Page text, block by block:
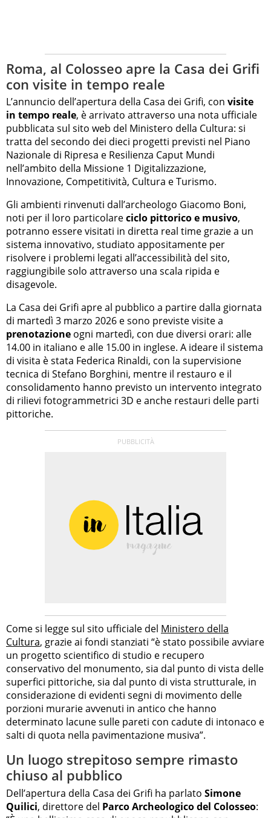
Roma, al Colosseo apre la Casa dei Grifi
con visite in tempo reale
L’annuncio dell’apertura della Casa dei Grifi, con visite
in tempo reale, è arrivato attraverso una nota ufficiale
pubblicata sul sito web del Ministero della Cultura: si
tratta del secondo dei dieci progetti previsti nel Piano
Nazionale di Ripresa e Resilienza Caput Mundi
nell’ambito della Missione 1 Digitalizzazione,
Innovazione, Competitività, Cultura e Turismo.
Gli ambienti rinvenuti dall’archeologo Giacomo Boni,
noti per il loro particolareciclo pittorico e musivo,
potranno essere visitati in diretta real time grazie a un
sistema innovativo, studiato appositamente per
risolvere i problemi legati all’accessibilità del sito,
raggiungibile solo attraverso una scala ripida e
disagevole.
La Casa dei Grifi apre al pubblico a partire dalla giornata
di martedì 3 marzo 2026 e sono previste visite a
prenotazione ogni martedì, con due diversi orari: alle
14.00 in italiano e alle 15.00 in inglese. A ideare il sistema
di visita è stata Federica Rinaldi, con la supervisione
tecnica di Stefano Borghini, mentre il restauro e il
consolidamento hanno previsto un intervento integrato
di rilievi fotogrammetrici 3D e anche restauri delle parti
pittoriche.
Come si legge sul sito ufficiale del Ministero della
Cultura, grazie ai fondi stanziati “è stato possibile avviare
un progetto scientifico di studio e recupero
conservativo del monumento, sia dal punto di vista delle
superfici pittoriche, sia dal punto di vista strutturale, in
considerazione di evidenti segni di movimento delle
porzioni murarie avvenuti in antico che hanno
determinato lacune sulle pareti con cadute di intonaco e
salti di quota nella pavimentazione musiva”.
Un luogo strepitoso sempre rimasto
chiuso al pubblico
Dell’apertura della Casa dei Grifi ha parlato Simone
Quilici, direttore del Parco Archeologico del Colosseo: